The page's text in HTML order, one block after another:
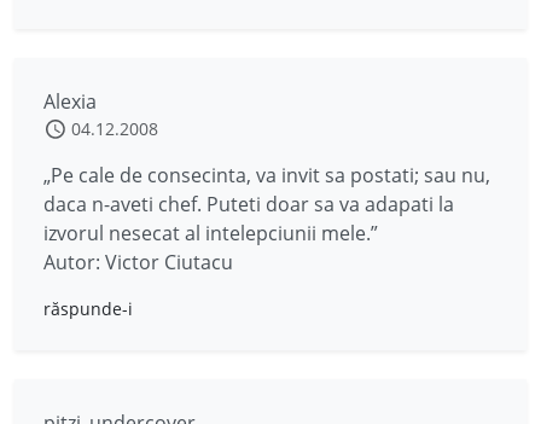
Alexia
04.12.2008
„Pe cale de consecinta, va invit sa postati; sau nu,
daca n-aveti chef. Puteti doar sa va adapati la
izvorul nesecat al intelepciunii mele.”
Autor: Victor Ciutacu
răspunde-i